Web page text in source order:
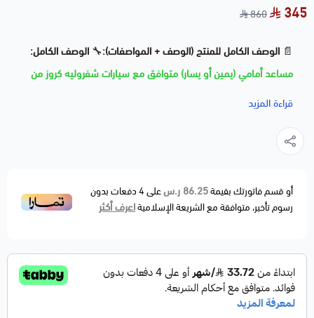
345
860
📄 الوصف الكامل للمنتج (الوصف + المواصفات):🔧 الوصف الكامل:
مساعد أمامي (يمين أو يسار) متوافق مع سيارات شفروليه كروز من
🚗
CHEVROLET CRUZE LIMITED | 2016
CHEVROLET CRUZE | 2017 (حسب الفئة)
الجهة: أمامي – يمين أو يسار (يُحدد عند الطلب)
النوع: غاز أو هيدروليك (حسب التوفر)
الحالة: جديدة
قراءة المزيد
أو قسم فاتورتك بقيمة86.25 ر.س على4دفعات بدون
رسوم تأخير، متوافقة مع الشريعة الإسلاميةاعرف أكثر